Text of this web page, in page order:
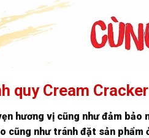
quy Cream Cracker
hương vị cũng như đảm bảo
cũng như tránh đặt sản